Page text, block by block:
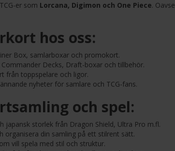
er som Lorcana, Digimon och One Piece.
hos oss:
Box, samlarboxar och promokort.
Decks, Draft-boxar och tillbehör.
från toppspelare och ligor.
nyheter för samlare och TCG-fans.
och spel:
japansk storlek från Dragon Shield, Ultra Pro m.fl.
organisera din samling på ett stilrent sätt.
vill spela med stil och struktur.